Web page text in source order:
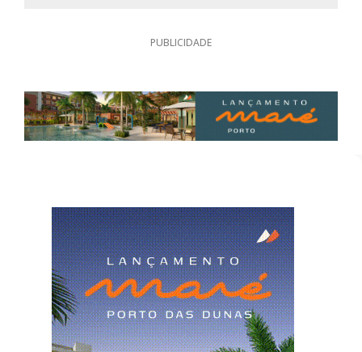
PUBLICIDADE